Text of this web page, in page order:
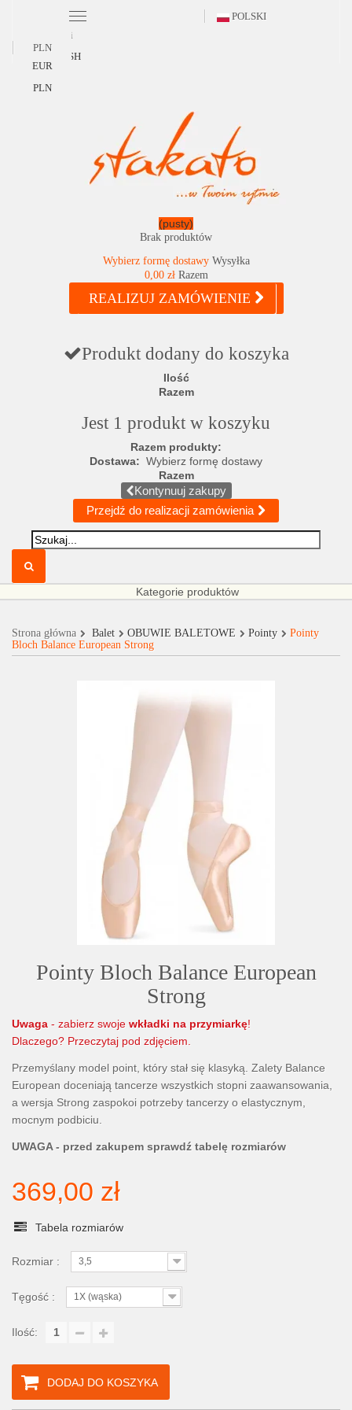
POLSKI
Polski
ENGLISH
PLN
EUR
PLN
(pusty)
Brak produktów
Wybierz formę dostawy Wysyłka
0,00 zł Razem
REALIZUJ ZAMÓWIENIE
Produkt dodany do koszyka
Ilość
Razem
Jest 1 produkt w koszyku
Razem produkty:
Dostawa: Wybierz formę dostawy
Razem
Kontynuuj zakupy
Przejdź do realizacji zamówienia
Kategorie produktów
Strona główna Balet OBUWIE BALETOWE Pointy
Pointy
Bloch Balance European Strong
Pointy Bloch Balance European
Strong
Uwaga - zabierz swoje wkładki na przymiarkę!
Dlaczego? Przeczytaj pod zdjęciem.
Przemyślany model point, który stał się klasyką. Zalety Balance
European doceniają tancerze wszystkich stopni zaawansowania,
a wersja Strong zaspokoi potrzeby tancerzy o elastycznym,
mocnym podbiciu.
UWAGA - przed zakupem sprawdź tabelę rozmiarów
369,00 zł
Tabela rozmiarów
Rozmiar : 3,5
Tęgość : 1X (wąska)
Ilość:
DODAJ DO KOSZYKA